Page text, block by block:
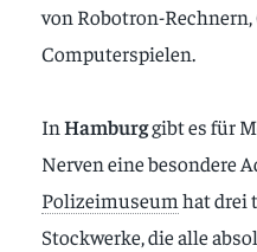
von Robotron-
Computerspielen.
InHamburggibt es für
Nerven eine besondere
Polizeimuseum hat drei
Stockwerke, die alle